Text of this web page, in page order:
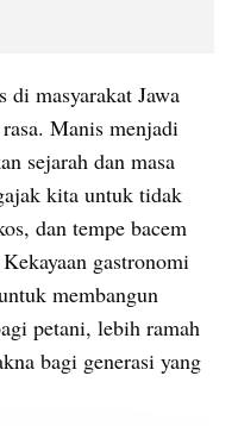
di masyarakat Jawa
Manis menjadi
sejarah dan masa
kita untuk tidak
dan tempe bacem
gastronomi
membangun
petani, lebih ramah
bagi generasi yang